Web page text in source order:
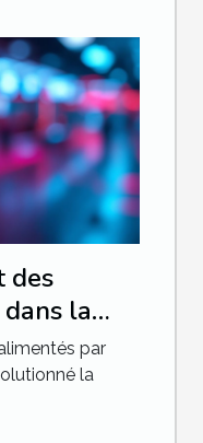
des
la
par
la